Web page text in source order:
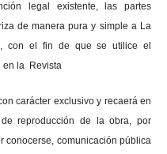
legal existente, las partes
de manera pura y simple a La
, con el fin de que se utilice el
la Revista
carácter exclusivo y recaerá en
reproducción de la obra, por
conocerse, comunicación pública